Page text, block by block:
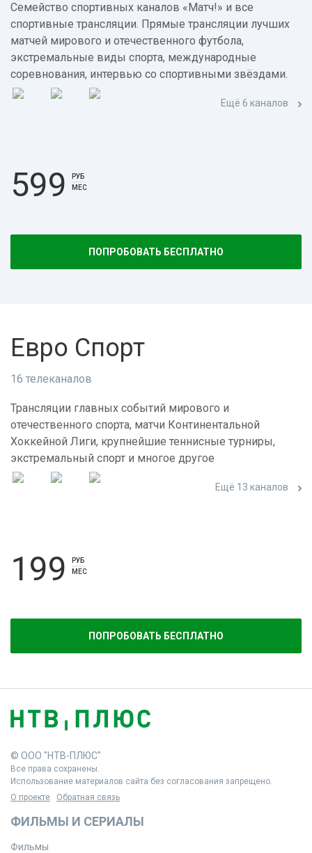
Семейство спортивных каналов «Матч!» и все
спортивные трансляции. Прямые трансляции лучших
матчей мирового и отечественного футбола,
экстремальные виды спорта, международные
соревнования, интервью со спортивными звёздами.
Ещё 6 каналов
599
РУБ
МЕС
ПОПРОБОВАТЬ БЕСПЛАТНО
Евро Спорт
16 телеканалов
Трансляции главных событий мирового и
отечественного спорта, матчи Континентальной
Хоккейной Лиги, крупнейшие теннисные турниры,
экстремальный спорт и многое другое
Ещё 13 каналов
199
РУБ
МЕС
ПОПРОБОВАТЬ БЕСПЛАТНО
© ООО "НТВ-ПЛЮС"
Все права сохранены.
Использование материалов сайта без согласования запрещено.
О проекте
Обратная связь
ФИЛЬМЫ И СЕРИАЛЫ
Фильмы